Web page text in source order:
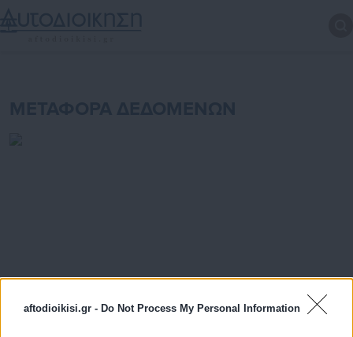
aftodioikisi.gr - Do Not Process My Personal Information